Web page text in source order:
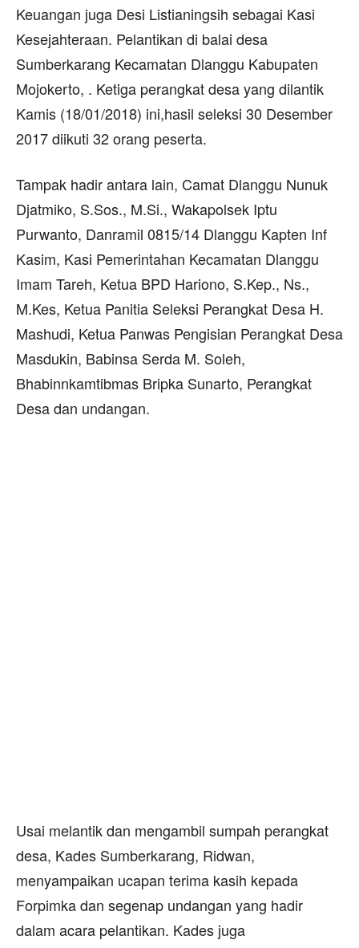
Keuangan juga Desi Listianingsih sebagai Kasi
Kesejahteraan. Pelantikan di balai desa
Sumberkarang Kecamatan Dlanggu Kabupaten
Mojokerto, . Ketiga perangkat desa yang dilantik
Kamis (18/01/2018) ini,hasil seleksi 30 Desember
2017 diikuti 32 orang peserta.
Tampak hadir antara lain, Camat Dlanggu Nunuk
Djatmiko, S.Sos., M.Si., Wakapolsek Iptu
Purwanto, Danramil 0815/14 Dlanggu Kapten Inf
Kasim, Kasi Pemerintahan Kecamatan Dlanggu
Imam Tareh, Ketua BPD Hariono, S.Kep., Ns.,
M.Kes, Ketua Panitia Seleksi Perangkat Desa H.
Mashudi, Ketua Panwas Pengisian Perangkat Desa
Masdukin, Babinsa Serda M. Soleh,
Bhabinnkamtibmas Bripka Sunarto, Perangkat
Desa dan undangan.
Usai melantik dan mengambil sumpah perangkat
desa, Kades Sumberkarang, Ridwan,
menyampaikan ucapan terima kasih kepada
Forpimka dan segenap undangan yang hadir
dalam acara pelantikan. Kades juga